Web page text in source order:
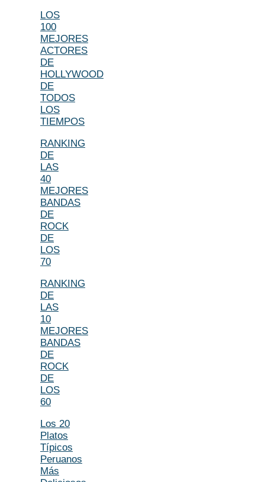
LOS
100
MEJORES
ACTORES
DE
HOLLYWOOD
DE
TODOS
LOS
TIEMPOS
RANKING
DE
LAS
40
MEJORES
BANDAS
DE
ROCK
DE
LOS
70
RANKING
DE
LAS
10
MEJORES
BANDAS
DE
ROCK
DE
LOS
60
Los 20
Platos
Típicos
Peruanos
Más